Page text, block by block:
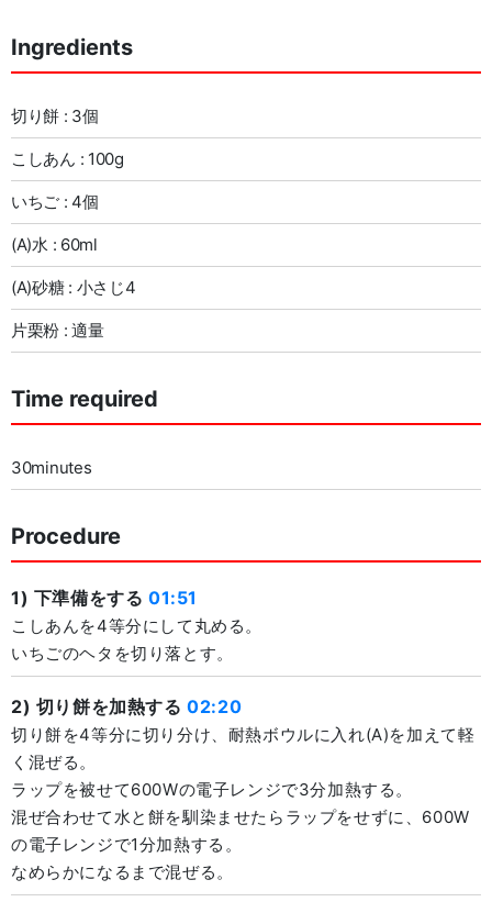
Ingredients
切り餅 : 3個
こしあん : 100g
いちご : 4個
(A)水 : 60ml
(A)砂糖 : 小さじ4
片栗粉 : 適量
Time required
30minutes
Procedure
1) 下準備をする01:51
こしあんを4等分にして丸める。
いちごのヘタを切り落とす。
2) 切り餅を加熱する02:20
切り餅を4等分に切り分け、耐熱ボウルに入れ(A)を加えて軽
く混ぜる。
ラップを被せて600Wの電子レンジで3分加熱する。
混ぜ合わせて水と餅を馴染ませたらラップをせずに、600W
の電子レンジで1分加熱する。
なめらかになるまで混ぜる。